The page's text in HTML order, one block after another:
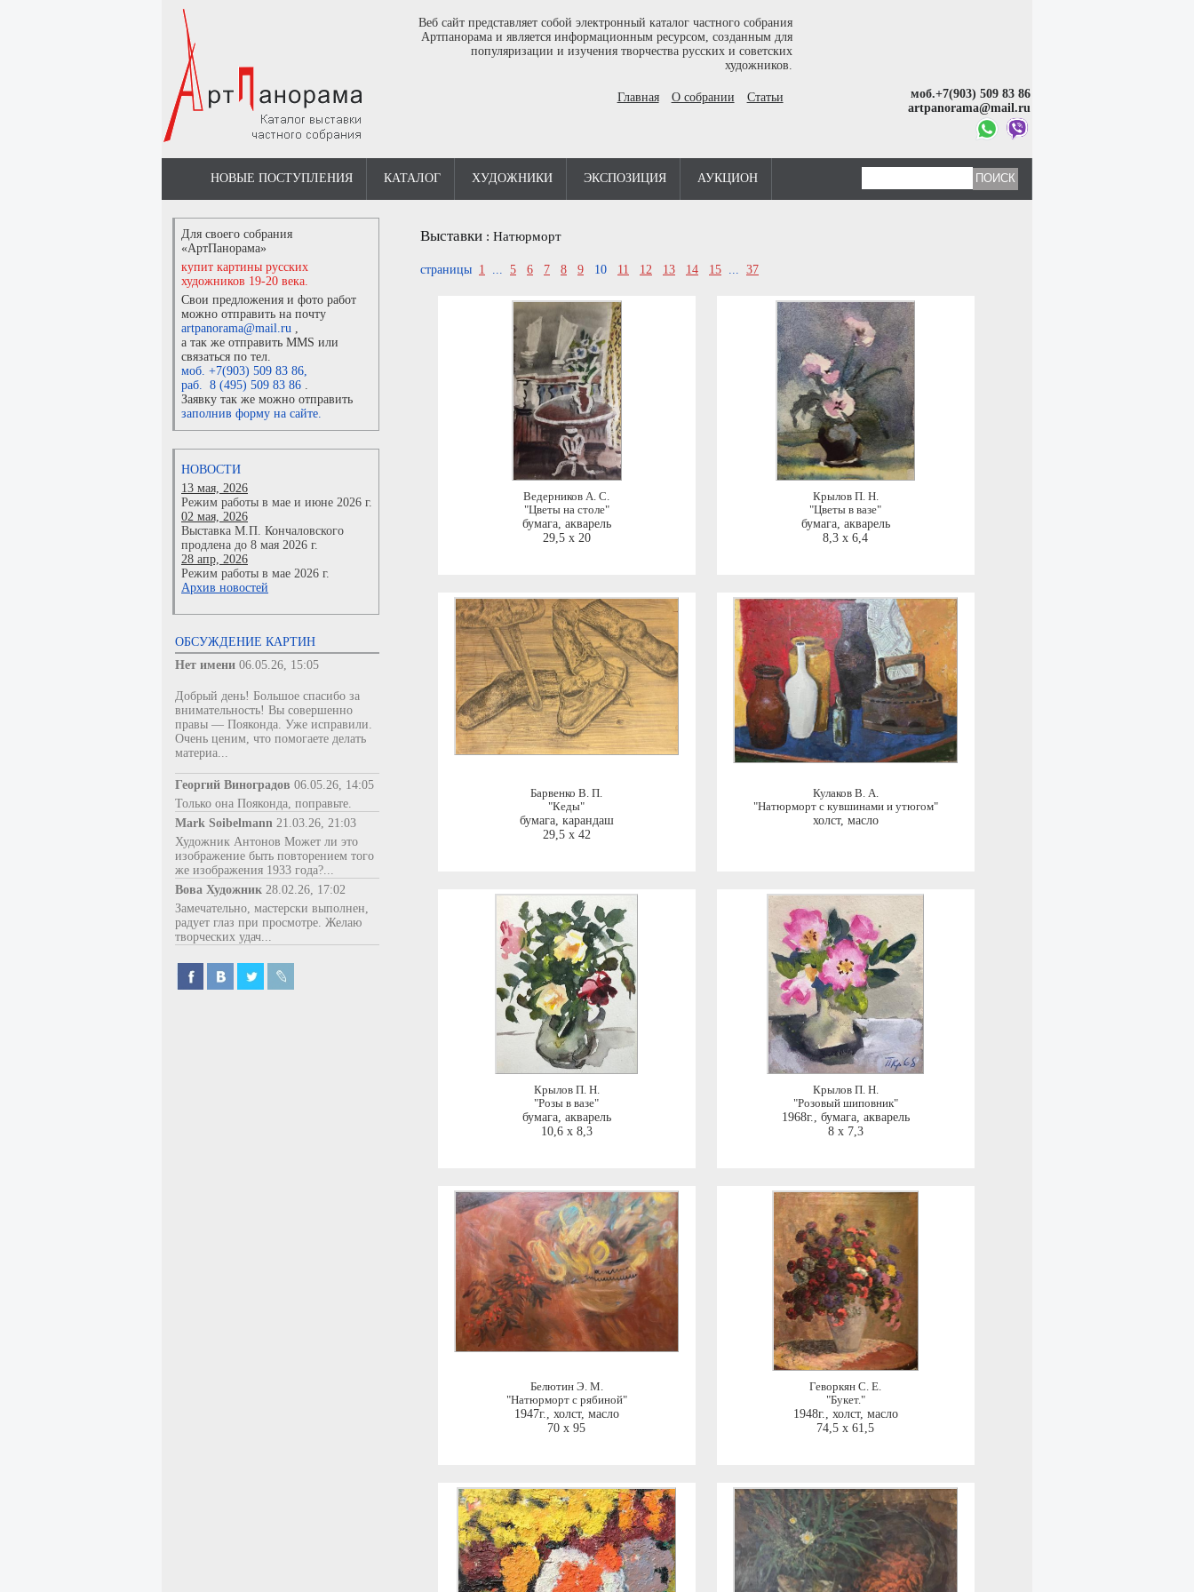
Веб сайт представляет собой электронный каталог частного собрания
Артпанорама и является информационным ресурсом, созданным для
популяризации и изучения творчества русских и советских
художников.
Главная О собрании Статьи
моб.+7(903) 509 83 86
artpanorama@mail.ru
НОВЫЕ ПОСТУПЛЕНИЯ КАТАЛОГ ХУДОЖНИКИ ЭКСПОЗИЦИЯ АУКЦИОН
Для своего собрания
«АртПанорама»
купит картины русских
художников 19-20 века.
Свои предложения и фото работ
можно отправить на почту
artpanorama@mail.ru ,
а так же отправить MMS или
связаться по тел.
моб. +7(903) 509 83 86,
раб. 8 (495) 509 83 86 .
Заявку так же можно отправить
заполнив форму на сайте.
НОВОСТИ
13 мая, 2026
Режим работы в мае и июне 2026 г.
02 мая, 2026
Выставка М.П. Кончаловского
продлена до 8 мая 2026 г.
28 апр, 2026
Режим работы в мае 2026 г.
Архив новостей
ОБСУЖДЕНИЕ КАРТИН
Нет имени 06.05.26, 15:05
Добрый день! Большое спасибо за
внимательность! Вы совершенно
правы — Пояконда. Уже исправили.
Очень ценим, что помогаете делать
материа...
Георгий Виноградов 06.05.26, 14:05
Только она Пояконда, поправьте.
Mark Soibelmann 21.03.26, 21:03
Художник Антонов Может ли это
изображение быть повторением того
же изображения 1933 года?...
Вова Художник 28.02.26, 17:02
Замечательно, мастерски выполнен,
радует глаз при просмотре. Желаю
творческих удач...
Выставки : Натюрморт
страницы 1 ... 5 6 7 8 9 10 11 12 13 14 15 ... 37
Ведерников А. С.
"Цветы на столе"
бумага, акварель
29,5 x 20
Крылов П. Н.
"Цветы в вазе"
бумага, акварель
8,3 x 6,4
Барвенко В. П.
"Кеды"
бумага, карандаш
29,5 x 42
Кулаков В. А.
"Натюрморт с кувшинами и утюгом"
холст, масло
Крылов П. Н.
"Розы в вазе"
бумага, акварель
10,6 x 8,3
Крылов П. Н.
"Розовый шиповник"
1968г., бумага, акварель
8 x 7,3
Белютин Э. М.
"Натюрморт с рябиной"
1947г., холст, масло
70 x 95
Геворкян С. Е.
"Букет."
1948г., холст, масло
74,5 x 61,5